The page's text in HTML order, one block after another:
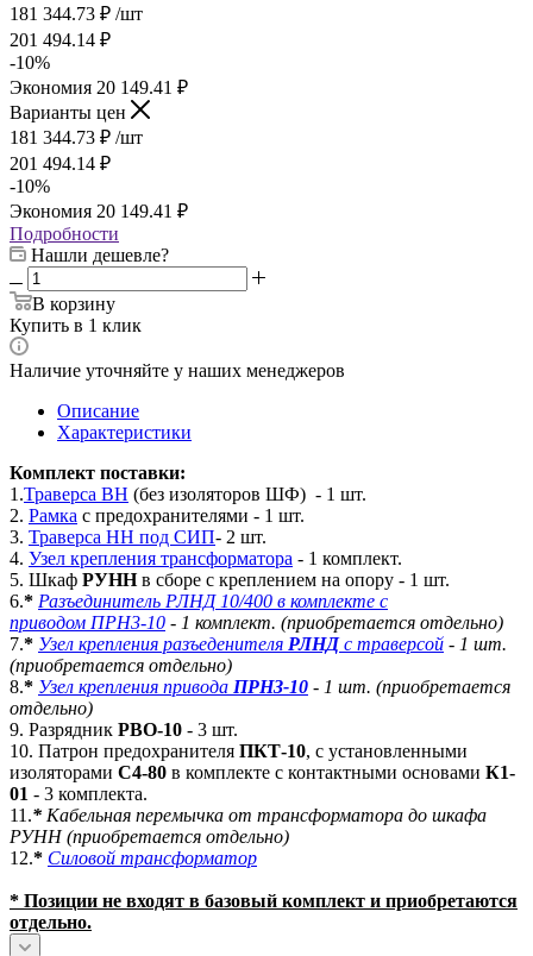
181 344.73 ₽ /шт
201 494.14 ₽
-10%
Экономия 20 149.41 ₽
Варианты цен
181 344.73 ₽ /шт
201 494.14 ₽
-10%
Экономия 20 149.41 ₽
Подробности
Нашли дешевле?
В корзину
Купить в 1 клик
Наличие уточняйте у наших менеджеров
Описание
Характеристики
Комплект поставки:
1.Траверса ВН (без изоляторов ШФ) - 1 шт.
2. Рамка с предохранителями - 1 шт.
3. Траверса НН под СИП- 2 шт.
4. Узел крепления трансформатора - 1 комплект.
5. Шкаф РУННв сборе с креплением на опору - 1 шт.
6.* Разъединитель РЛНД 10/400 в комплекте с
приводом ПРН3-10 - 1 комплект. (приобретается отдельно)
7.* Узел крепления разъеденителя РЛНДс траверсой - 1 шт.
(приобретается отдельно)
8.* Узел крепления привода ПРНЗ-10 - 1 шт. (приобретается
отдельно)
9. Разрядник РВО-10 - 3 шт.
10. Патрон предохранителя ПКТ-10, с установленными
изоляторами C4-80 в комплекте с контактными основами К1-
01 - 3 комплекта.
11.* Кабельная перемычка от трансформатора до шкафа
РУНН (приобретается отдельно)
12.* Силовой трансформатор
* Позиции не входят в базовый комплект и приобретаются
отдельно.